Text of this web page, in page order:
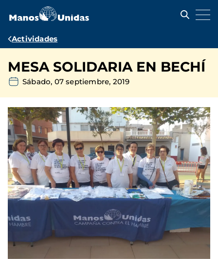
contenido
Ruta
navegación
Actividades
MESA SOLIDARIA EN BECHÍ
Sábado, 07 septiembre, 2019